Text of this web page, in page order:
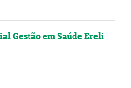
Gestão em Saúde Ereli